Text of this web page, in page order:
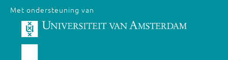
Met ondersteuning van